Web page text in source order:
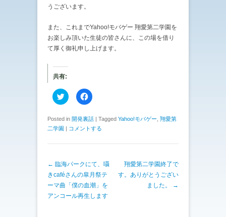
うございます。
また、これまでYahoo!モバゲー 翔愛第二学園を
お楽しみ頂いた生徒の皆さんに、この場を借り
て厚く御礼申し上げます。
共有:
ク
リ
し
て
T
i
e
r
で
共
有
新
F
a
b
o
o
で
す
る
に
は
ク
リ
ッ
Posted in 開発裏話 | Tagged Yahoo!モバゲー 翔愛第
二学園 | コメントする
投稿ナビゲーション
← 臨海パークにて、囁
きcaféさんの皐月祭テ
ーマ曲「僕の血潮」を
アンコール再生します
翔愛第二学園終了で
す。ありがとうござい
ました。
→